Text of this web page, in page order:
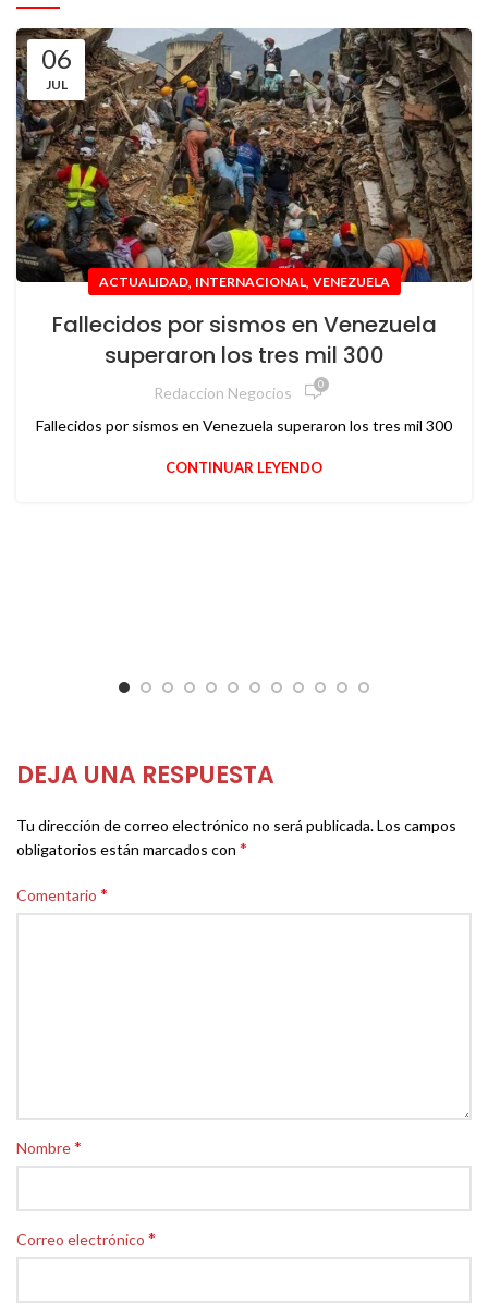
06
JUL
ACTUALIDAD, INTERNACIONAL, VENEZUELA
Fallecidos por sismos en Venezuela
superaron los tres mil 300
Redaccion Negocios 0
Fallecidos por sismos en Venezuela superaron los tres mil 300
CONTINUAR LEYENDO
DEJA UNA RESPUESTA
Tu dirección de correo electrónico no será publicada.Los campos
obligatorios están marcados con *
Comentario *
Nombre*
Correo electrónico *